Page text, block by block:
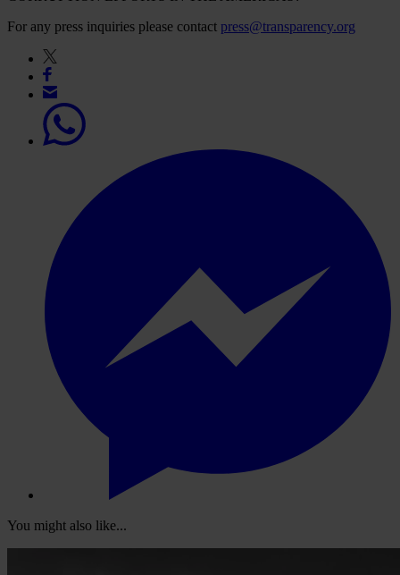
For any press inquiries please contact press@transparency.org
You might also like...